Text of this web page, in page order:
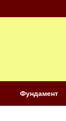
Фундамент